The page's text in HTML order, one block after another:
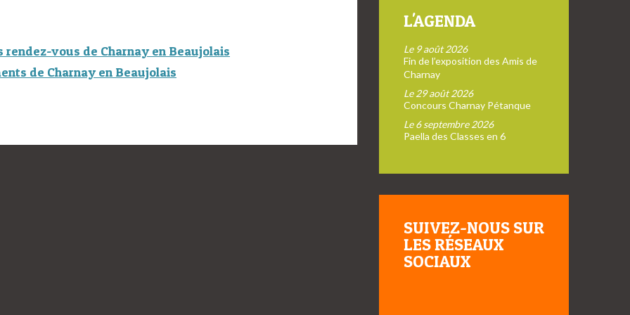
rendez-vous de Charnay en Beaujolais
de Charnay en Beaujolais
L'AGENDA
Le 9 août 2026
Fin de l’exposition des Amis de
Charnay
Le 29 août 2026
Concours Charnay Pétanque
Le 6 septembre 2026
Paella des Classes en 6
SUIVEZ-NOUS SUR
LES RÉSEAUX
SOCIAUX